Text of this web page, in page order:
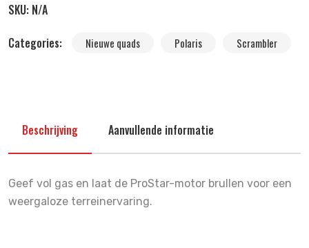
SKU: N/A
Categories:
Nieuwe quads Polaris Scrambler
Beschrijving Aanvullende informatie
Geef vol gas en laat de ProStar-motor brullen voor een
weergaloze terreinervaring.